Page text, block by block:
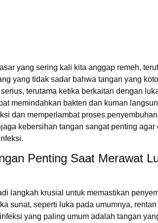
yang sering kali kita anggap remeh,
yang tidak sadar bahwa tangan yang
terutama ketika berkaitan dengan
memindahkan bakteri dan kuman
dan memperlambat proses
kebersihan tangan sangat penting agar
Penting Saat Merawat
langkah krusial untuk memastikan
sunat, seperti luka pada umumnya, rentan
yang paling umum adalah tangan